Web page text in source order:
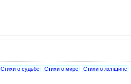
Стихи о судьбе Стихи о мире Стихи о женщине